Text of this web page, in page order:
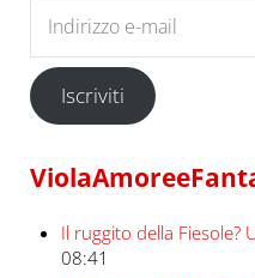
Iscriviti
Il ruggito della Fiesole?
08:41